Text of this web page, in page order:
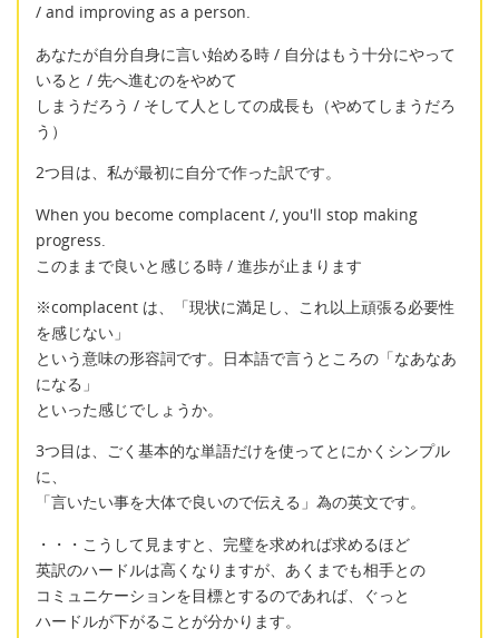
/ and improving as a person.
あなたが自分自身に言い始める時 / 自分はもう十分にやって
いると / 先へ進むのをやめて
しまうだろう / そして人としての成長も（やめてしまうだろ
う）
2つ目は、私が最初に自分で作った訳です。
When you become complacent /, you'll stop making
progress.
このままで良いと感じる時 / 進歩が止まります
※complacent は、「現状に満足し、これ以上頑張る必要性
を感じない」
という意味の形容詞です。日本語で言うところの「なあなあ
になる」
といった感じでしょうか。
3つ目は、ごく基本的な単語だけを使ってとにかくシンプル
に、
「言いたい事を大体で良いので伝える」為の英文です。
・・・こうして見ますと、完璧を求めれば求めるほど
英訳のハードルは高くなりますが、あくまでも相手との
コミュニケーションを目標とするのであれば、ぐっと
ハードルが下がることが分かります。